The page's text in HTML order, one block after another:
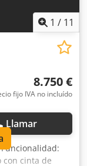
1 / 11
8.750 €
fijo IVA no incluído
Llamar
con cinta de